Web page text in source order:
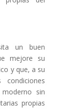
un buen
mejore su
y que, a su
sin
propias